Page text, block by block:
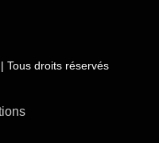
Tous droits réservés